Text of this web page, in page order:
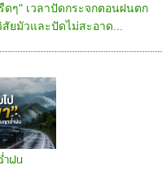
ดๆ" เวลาปัดกระจกตอนฝนตก
ยมัวและปัดไม่สะอาด...
ำฝน